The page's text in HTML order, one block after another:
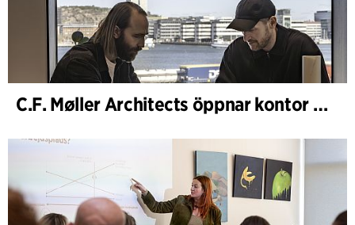
C.F. Møller Architects öppnar kontor i Göteborg